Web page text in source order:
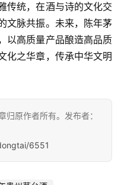
传统，在酒与诗的文化交
文脉共振。未来，陈年茅
以高质量产品酿造高品质
化之华章，传承中华文明
归原作者所有。发布者：
6551